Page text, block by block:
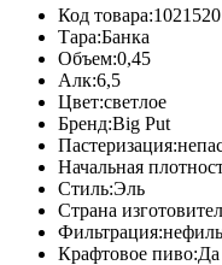
Код товара:1021520
Тара:Банка
Объем:0,45
Алк:6,5
Цвет:светлое
Бренд:Big Put
Пастеризация:
Начальная
Стиль:Эль
Страна
Фильтрация:
Крафтовое пиво:Да